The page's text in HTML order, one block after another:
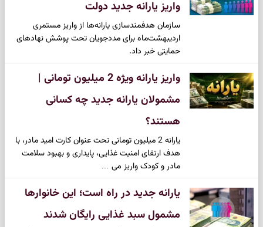
واریز یارانه جدید دولت
سازمان هدفمندسازی یارانه‌ها از واریز مستمری
اردیبهشت‌ماه برای مددجویان تحت پوشش نهادهای
حمایتی خبر داد.
واریز یارانه ویژه 2 میلیون تومانی |
مشمولان یارانه جدید چه کسانی
هستند؟
یارانه 2 میلیون تومانی تحت عنوان کارت امید مادر، با
هدف ارتقای امنیت غذایی، پایداری و بهبود سلامت
مادر و کودک واریز می …
یارانه جدید در راه است؛ این خانوار‌ها
مشمول سبد غذایی رایگان شدند